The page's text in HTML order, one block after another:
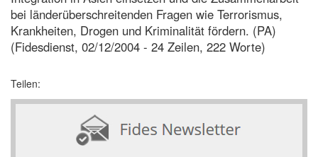
bei länderüberschreitenden Fragen wie Terrorismus,
Krankheiten, Drogen und Kriminalität fördern. (PA)
(Fidesdienst, 02/12/2004 - 24 Zeilen, 222 Worte)
Teilen: